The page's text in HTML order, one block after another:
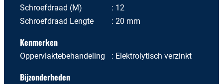
Schroefdraad (M)
12
Schroefdraad Lengte
20 mm
Kenmerken
Oppervlaktebehandeling Elektrolytisch verzinkt
Bijzonderheden